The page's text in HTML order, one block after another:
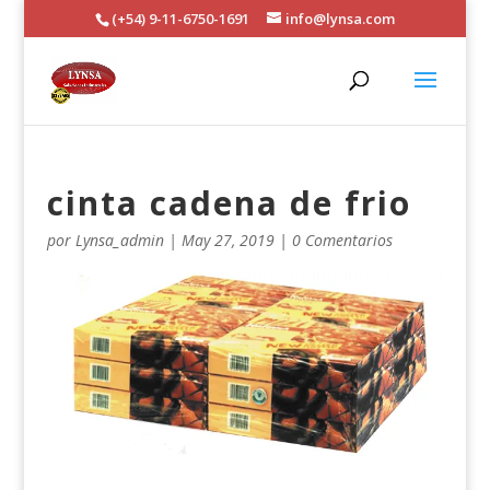
(+54) 9-11-6750-1691 info@lynsa.com
cinta cadena de frio
por Lynsa_admin| May 27, 2019| 0 Comentarios